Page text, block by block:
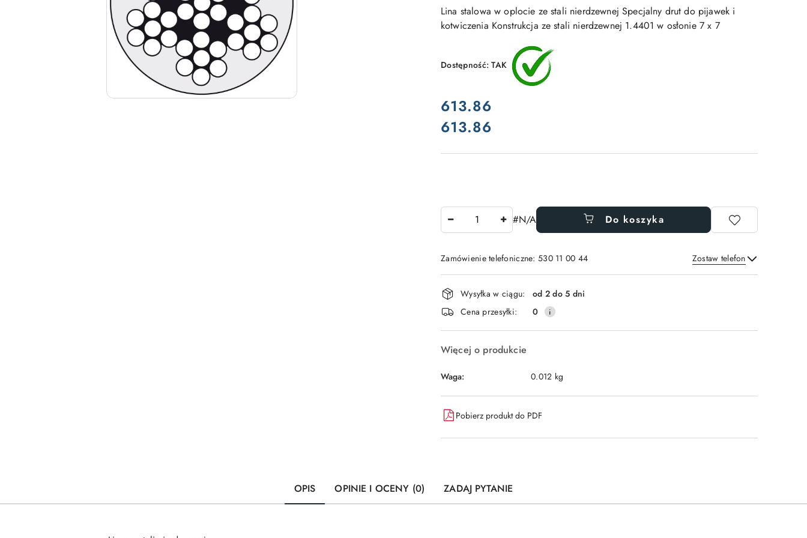
Lina stalowa w oplocie ze stali nierdzewnej Specjalny drut do pijawek i
kotwiczenia Konstrukcja ze stali nierdzewnej 1.4401 w osłonie 7 x 7
Dostępność:TAK
cena:
613.86
Cena:
613.86
#N/A Do koszyka
Zamówienie telefoniczne: 530 11 00 44 Zostaw telefon
Wyślij
Dostępność
i
dostawa
Wysyłka w ciągu:
od 2 do 5 dni
Cena przesyłki:
0
Więcej o produkcie
Waga: 0.012 kg
Pobierz produkt do PDF
OPIS OPINIE I OCENY (0) ZADAJ PYTANIE